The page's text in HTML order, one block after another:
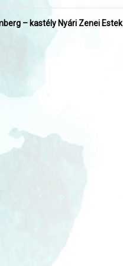
– kastély Nyári Zenei Estek